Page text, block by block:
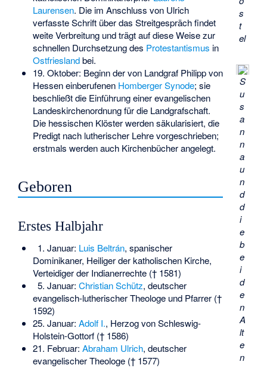
s
t
el
S
u
s
a
n
n
a
u
n
d
d
i
e
b
e
i
d
e
n
A
lt
e
n
Laurensen. Die im Anschluss von Ulrich
verfasste Schrift über das Streitgespräch findet
weite Verbreitung und trägt auf diese Weise zur
schnellen Durchsetzung des Protestantismus in
Ostfrieslandbei.
19. Oktober: Beginn der von Landgraf Philipp von
Hessen einberufenen Homberger Synode; sie
beschließt die Einführung einer evangelischen
Landeskirchenordnung für die Landgrafschaft.
Die hessischen Klöster werden säkularisiert, die
Predigt nach lutherischer Lehre vorgeschrieben;
erstmals werden auch Kirchenbücher angelegt.
Geboren
Erstes Halbjahr
1. Januar: Luis Beltrán, spanischer
Dominikaner, Heiliger der katholischen Kirche,
Verteidiger der Indianerrechte († 1581)
5. Januar: Christian Schütz, deutscher
evangelisch-lutherischer Theologe und Pfarrer (†
1592)
25. Januar: Adolf I., Herzog von Schleswig-
Holstein-Gottorf († 1586)
21. Februar: Abraham Ulrich, deutscher
evangelischer Theologe († 1577)